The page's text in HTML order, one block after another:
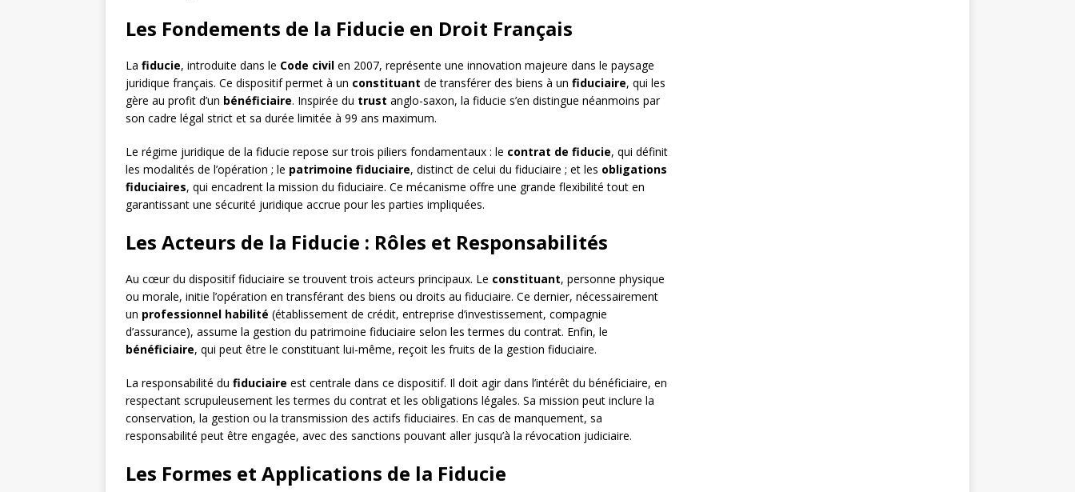
Les Fondements de la Fiducie en Droit Français
La fiducie, introduite dans le Code civil en 2007, représente une innovation majeure dans le paysage
juridique français. Ce dispositif permet à un constituant de transférer des biens à un fiduciaire, qui les
gère au profit d’un bénéficiaire. Inspirée du trust anglo-saxon, la fiducie s’en distingue néanmoins par
son cadre légal strict et sa durée limitée à 99 ans maximum.
Le régime juridique de la fiducie repose sur trois piliers fondamentaux : le contrat de fiducie, qui définit
les modalités de l’opération ; le patrimoine fiduciaire, distinct de celui du fiduciaire ; et les obligations
fiduciaires, qui encadrent la mission du fiduciaire. Ce mécanisme offre une grande flexibilité tout en
garantissant une sécurité juridique accrue pour les parties impliquées.
Les Acteurs de la Fiducie : Rôles et Responsabilités
Au cœur du dispositif fiduciaire se trouvent trois acteurs principaux. Le constituant, personne physique
ou morale, initie l’opération en transférant des biens ou droits au fiduciaire. Ce dernier, nécessairement
un professionnel habilité (établissement de crédit, entreprise d’investissement, compagnie
d’assurance), assume la gestion du patrimoine fiduciaire selon les termes du contrat. Enfin, le
bénéficiaire, qui peut être le constituant lui-même, reçoit les fruits de la gestion fiduciaire.
La responsabilité du fiduciaire est centrale dans ce dispositif. Il doit agir dans l’intérêt du bénéficiaire, en
respectant scrupuleusement les termes du contrat et les obligations légales. Sa mission peut inclure la
conservation, la gestion ou la transmission des actifs fiduciaires. En cas de manquement, sa
responsabilité peut être engagée, avec des sanctions pouvant aller jusqu’à la révocation judiciaire.
Les Formes et Applications de la Fiducie